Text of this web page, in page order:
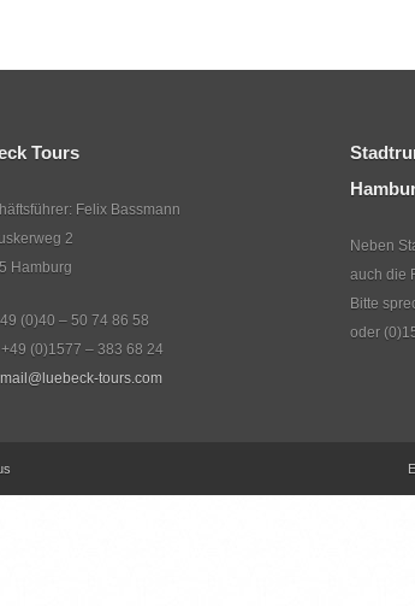
Tours
Felix Bassmann
2
Hamburg
(0)40 – 50 74 86 58
+49 (0)1577 – 383 68 24
mail@luebeck-tours.com
Neben
auch die
Bitte
oder